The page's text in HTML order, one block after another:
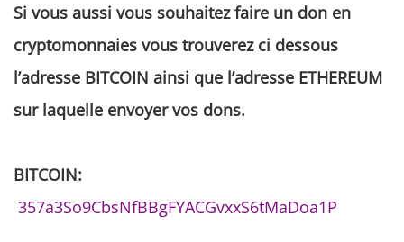
Si vous aussi vous souhaitez faire un don en
cryptomonnaies vous trouverez ci dessous
l’adresse BITCOIN ainsi que l’adresse ETHEREUM
sur laquelle envoyer vos dons.
BITCOIN:
357a3So9CbsNfBBgFYACGvxxS6tMaDoa1P